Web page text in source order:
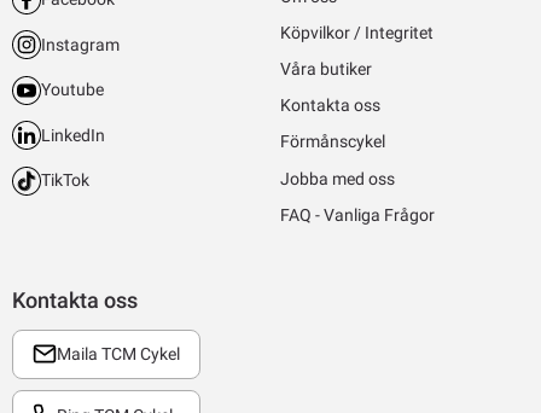
Kontakta oss
Maila TCM Cykel
Instagram
Youtube
LinkedIn
TikTok
Köpvilkor / Integritet
Våra butiker
Kontakta oss
Förmånscykel
Jobba med oss
FAQ - Vanliga Frågor